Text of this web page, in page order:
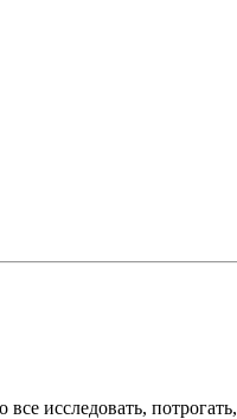
исследовать, потрогать,